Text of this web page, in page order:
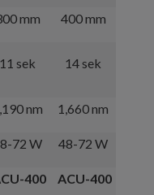
mm 400 mm
11 sek 14 sek
nm 1,660 nm
72 W 48-72 W
400 ACU-400